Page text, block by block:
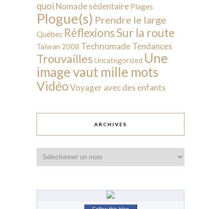
quoi Nomade sédentaire Plages
Plogue(s) Prendre le large
Québec RéflexionsSur la route
Taïwan 2008 Technomade Tendances
Trouvailles Uncategorized Une
image vaut mille mots
VidéoVoyager avec des enfants
ARCHIVES